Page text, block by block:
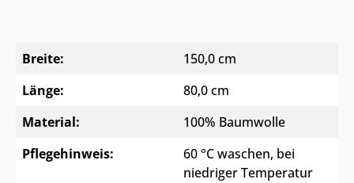
Breite:
150,0 cm
Länge:
80,0 cm
Material:
100% Baumwolle
Pflegehinweis:
60 °C waschen, bei
niedriger Temperatur